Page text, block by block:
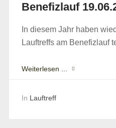
Benefizlauf
In diesem Jahr haben
Lauftreffs am Benefizlauf
Weiterlesen ...
In Lauftreff